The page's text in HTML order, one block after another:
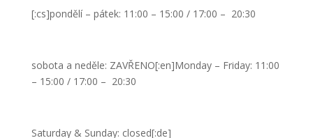
[:cs]pondělí – pátek: 11:00 – 15:00 / 17:00 – 20:30
sobota a neděle: ZAVŘENO[:en]Monday – Friday: 11:00
– 15:00 / 17:00 – 20:30
Saturday & Sunday: closed[:de]